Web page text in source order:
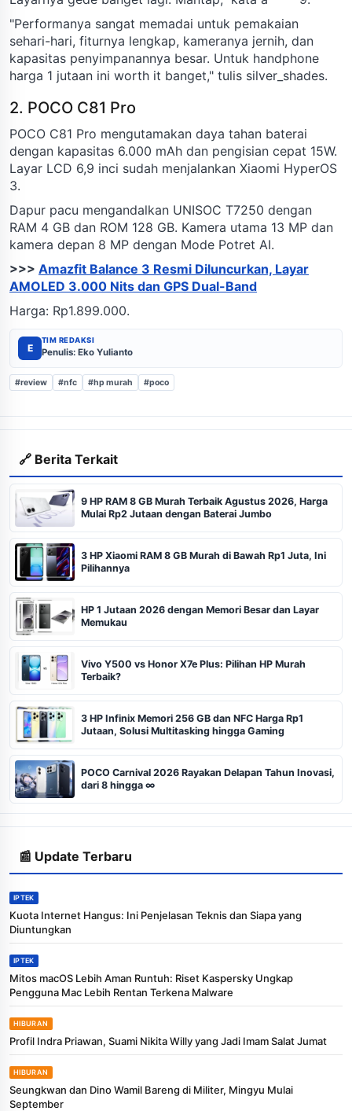
"Performanya sangat memadai untuk pemakaian
sehari-hari, fiturnya lengkap, kameranya jernih, dan
kapasitas penyimpanannya besar. Untuk handphone
harga 1 jutaan ini worth it banget," tulis silver_shades.
2. POCO C81 Pro
POCO C81 Pro mengutamakan daya tahan baterai
dengan kapasitas 6.000 mAh dan pengisian cepat 15W.
Layar LCD 6,9 inci sudah menjalankan Xiaomi HyperOS
3.
Dapur pacu mengandalkan UNISOC T7250 dengan
RAM 4 GB dan ROM 128 GB. Kamera utama 13 MP dan
kamera depan 8 MP dengan Mode Potret AI.
>>> Amazfit Balance 3 Resmi Diluncurkan, Layar
AMOLED 3.000 Nits dan GPS Dual-Band
Harga: Rp1.899.000.
E
TIM REDAKSI
Penulis: Eko Yulianto
#review #nfc #hp murah #poco
🔗 Berita Terkait
9 HP RAM 8 GB Murah Terbaik Agustus 2026, Harga
Mulai Rp2 Jutaan dengan Baterai Jumbo
3 HP Xiaomi RAM 8 GB Murah di Bawah Rp1 Juta, Ini
Pilihannya
HP 1 Jutaan 2026 dengan Memori Besar dan Layar
Memukau
Vivo Y500 vs Honor X7e Plus: Pilihan HP Murah
Terbaik?
3 HP Infinix Memori 256 GB dan NFC Harga Rp1
Jutaan, Solusi Multitasking hingga Gaming
POCO Carnival 2026 Rayakan Delapan Tahun Inovasi,
dari 8 hingga ∞
📰 Update Terbaru
IPTEK
Kuota Internet Hangus: Ini Penjelasan Teknis dan Siapa yang
Diuntungkan
IPTEK
Mitos macOS Lebih Aman Runtuh: Riset Kaspersky Ungkap
Pengguna Mac Lebih Rentan Terkena Malware
HIBURAN
Profil Indra Priawan, Suami Nikita Willy yang Jadi Imam Salat Jumat
HIBURAN
Seungkwan dan Dino Wamil Bareng di Militer, Mingyu Mulai
September